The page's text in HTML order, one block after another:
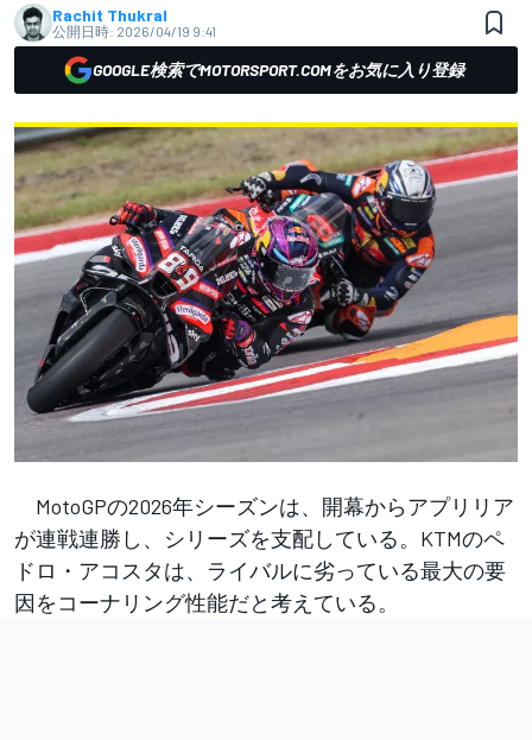
Rachit Thukral
公開日時: 2026/04/19 9:41
GOOGLE検索でMOTORSPORT.COMをお気に入り登録
MotoGPの2026年シーズンは、開幕からアプリリア
が連戦連勝し、シリーズを支配している。KTMのペ
ドロ・アコスタは、ライバルに劣っている最大の要
因をコーナリング性能だと考えている。